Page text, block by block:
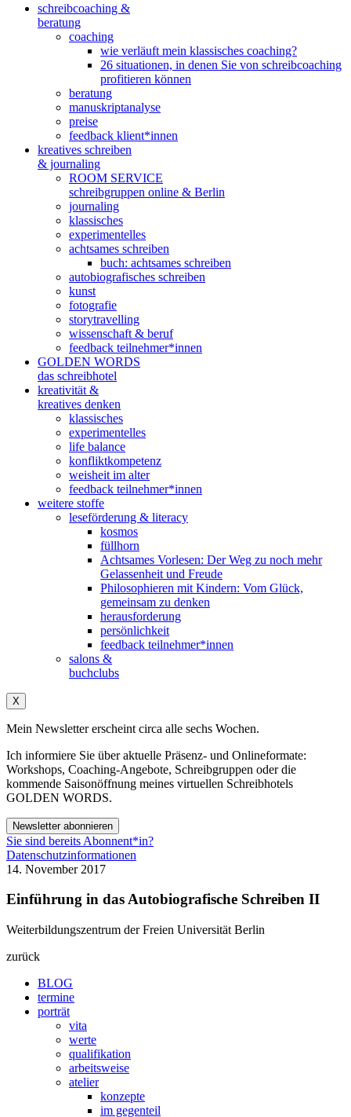
schreibcoaching &
beratung
coaching
wie verläuft mein klassisches coaching?
26 situationen, in denen Sie von schreibcoaching
profitieren können
beratung
manuskriptanalyse
preise
feedback klient*innen
kreatives schreiben
& journaling
ROOM SERVICE
schreibgruppen online & Berlin
journaling
klassisches
experimentelles
achtsames schreiben
buch: achtsames schreiben
autobiografisches schreiben
kunst
fotografie
storytravelling
wissenschaft & beruf
feedback teilnehmer*innen
GOLDEN WORDS
das schreibhotel
kreativität &
kreatives denken
klassisches
experimentelles
life balance
konfliktkompetenz
weisheit im alter
feedback teilnehmer*innen
weitere stoffe
leseförderung & literacy
kosmos
füllhorn
Achtsames Vorlesen: Der Weg zu noch mehr
Gelassenheit und Freude
Philosophieren mit Kindern: Vom Glück,
gemeinsam zu denken
herausforderung
persönlichkeit
feedback teilnehmer*innen
salons &
buchclubs
X
Mein Newsletter erscheint circa alle sechs Wochen.
Ich informiere Sie über aktuelle Präsenz- und Onlineformate:
Workshops, Coaching-Angebote, Schreibgruppen oder die
kommende Saisonöffnung meines virtuellen Schreibhotels
GOLDEN WORDS.
Newsletter abonnieren
Sie sind bereits Abonnent*in?
Datenschutzinformationen
14. November 2017
Einführung in das Autobiografische Schreiben II
Weiterbildungszentrum der Freien Universität Berlin
zurück
BLOG
termine
porträt
vita
werte
qualifikation
arbeitsweise
atelier
konzepte
im gegenteil